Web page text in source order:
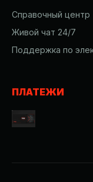
Справочный центр
Живой чат 24/7
Поддержка по
ПЛАТЕЖИ